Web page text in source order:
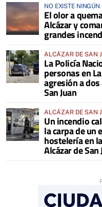
NO EXISTE
COMARCA
El olor a
Alcázar y
grandes
ALCÁZAR DE SAN
La Policía
personas en
agresión a
San Juan
ALCÁZAR DE SAN
Un incendio
la carpa de un
hostelería en
Alcázar de San